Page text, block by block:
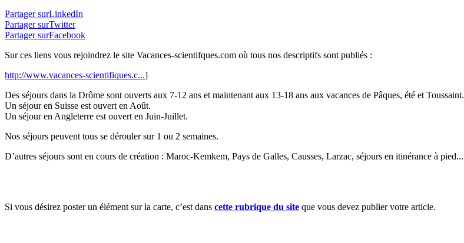
Partager surLinkedIn
Partager surTwitter
Partager surFacebook
Sur ces liens vous rejoindrez le site Vacances-scientifques.com où tous nos descriptifs sont publiés :
http://www.vacances-scientifiques.c...]
Des séjours dans la Drôme sont ouverts aux 7-12 ans et maintenant aux 13-18 ans aux vacances de Pâques, été et Toussaint.
Un séjour en Suisse est ouvert en Août.
Un séjour en Angleterre est ouvert en Juin-Juillet.
Nos séjours peuvent tous se dérouler sur 1 ou 2 semaines.
D’autres séjours sont en cours de création : Maroc-Kemkem, Pays de Galles, Causses, Larzac, séjours en itinérance à pied...
Si vous désirez poster un élément sur la carte, c’est dans cette rubrique du site que vous devez publier votre article.